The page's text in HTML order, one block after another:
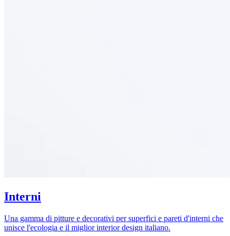
Interni
Una gamma di pitture e decorativi per superfici e pareti d'interni che
unisce l'ecologia e il miglior interior design italiano.